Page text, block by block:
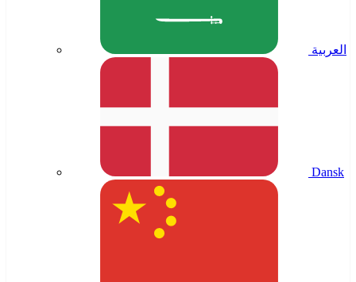
العربية
Dansk